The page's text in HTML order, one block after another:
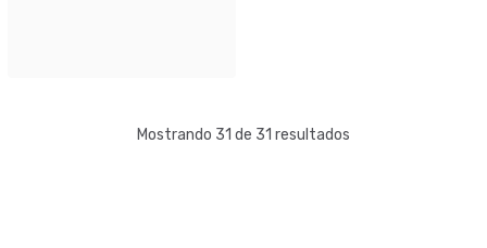
Mostrando 31 de 31 resultados